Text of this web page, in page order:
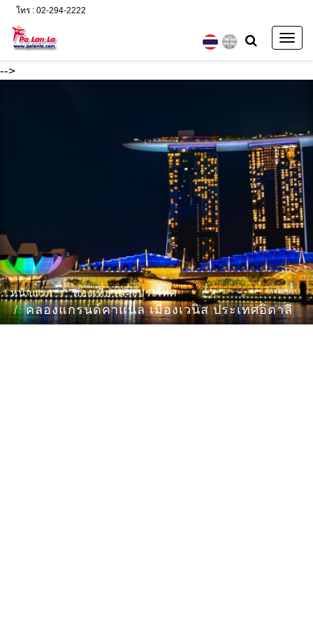
-->
โทร : 02-294-2222
หน้าแรก ท่องเที่ยวต่างประเทศ
คลองแกรนด์คาแนล เมืองเวนิส ประเทศอิตาลี